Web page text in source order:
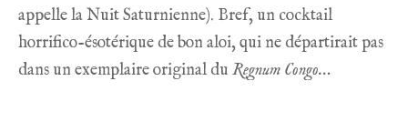
appelle la Nuit Saturnienne). Bref, un cocktail
horrifico-ésotérique de bon aloi, qui ne départirait pas
dans un exemplaire original du Regnum Congo…